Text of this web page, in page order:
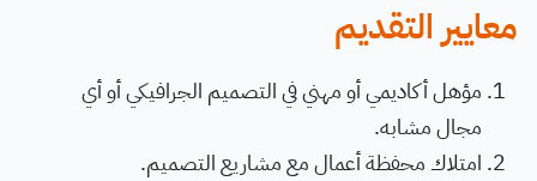
معايير التقديم
مؤهل أكاديمي أو مهني في التصميم الجرافيكي أو أي
مجال مشابه.
امتلاك محفظة أعمال مع مشاريع التصميم.